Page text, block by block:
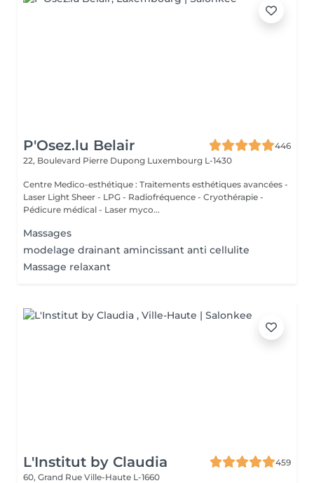
P'Osez.lu Belair
446
22, Boulevard Pierre Dupong Luxembourg L-1430
Centre Medico-esthétique : Traitements esthétiques avancées -
Laser Light Sheer - LPG - Radiofréquence - Cryothérapie -
Pédicure médical - Laser myco...
Massages
modelage drainant amincissant anti cellulite
Massage relaxant
L'Institut by Claudia
459
60, Grand Rue Ville-Haute L-1660